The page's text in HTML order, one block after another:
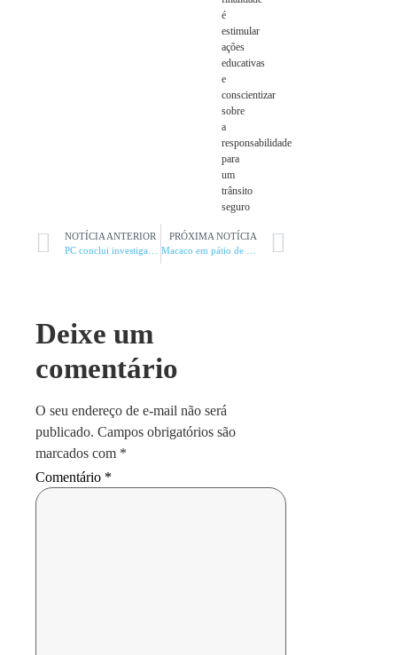
é
estimular
ações
educativas
e
conscientizar
sobre
a
responsabilidade
para
um
trânsito
seguro
NOTÍCIA ANTERIOR
PC conclui investigações de homicídios em Montes Claros
PRÓXIMA NOTÍCIA
Macaco em pátio de posto de saúde mobiliza bombeiros
Deixe um
comentário
O seu endereço de e-mail não será
publicado. Campos obrigatórios são
marcados com *
Comentário *